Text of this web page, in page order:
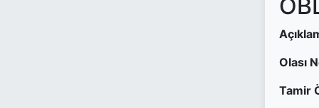
Olası
Tamir